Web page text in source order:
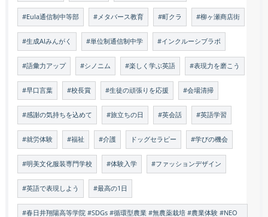
#Eula通信制中等部 #メタバース教育 #町クラ #柳ヶ瀬商店街
#生成AIみんがく #単位制通信制中学 #インクルーシブラボ
#語彙力アップ #シノニム #楽しく学ぶ英語 #表現力を磨こう
#早口言葉 #校長賞 #生徒の頑張りを応援 #会場清掃
#感謝の気持ちを込めて #旅立ちの日 #英会話 #英語学習
#就労体験 #福祉 #介護 ドッグセラピー #学びの機会
#明美文化服装専門学校 #体験入学 #ファッションデザイン
#英語で表現しよう #最高の1日
#春日井翔陽高等学院 #SDGs #循環型農業 #無農薬栽培 #農業体験 #NEO